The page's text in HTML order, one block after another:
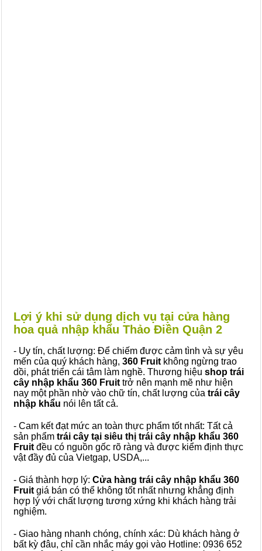
Lợi ý khi sử dụng dịch vụ tại cửa hàng
hoa quả nhập khẩu Thảo Điền Quận 2
- Uy tín, chất lượng: Để chiếm được cảm tình và sự yêu
mến của quý khách hàng, 360 Fruit không ngừng trao
dồi, phát triển cái tâm làm nghề. Thương hiệu shop trái
cây nhập khẩu 360 Fruit trở nên mạnh mẽ như hiện
nay một phần nhờ vào chữ tín, chất lượng của trái cây
nhập khẩu nói lên tất cả.
- Cam kết đạt mức an toàn thực phẩm tốt nhất: Tất cả
sản phẩm trái cây tại siêu thị trái cây nhập khẩu 360
Fruit đều có nguồn gốc rõ ràng và được kiểm định thực
vật đầy đủ của Vietgap, USDA,...
- Giá thành hợp lý: Cửa hàng trái cây nhập khẩu 360
Fruit giá bán có thể không tốt nhất nhưng khẳng định
hợp lý với chất lượng tương xứng khi khách hàng trải
nghiệm.
- Giao hàng nhanh chóng, chính xác: Dù khách hàng ở
bất kỳ đâu, chỉ cần nhắc máy gọi vào Hotline: 0936 652